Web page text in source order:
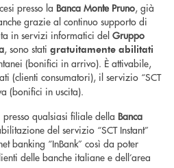
presso la Banca Monte Pruno, già
grazie al continuo supporto di
in servizi informatici del Gruppo
, sono stati gratuitamente abilitati
(bonifici in arrivo). È attivabile,
(clienti consumatori), il servizio “SCT
(bonifici in uscita).
qualsiasi filiale della Banca
del servizio “SCT Instant”
banking “InBank” così da poter
delle banche italiane e dell’area